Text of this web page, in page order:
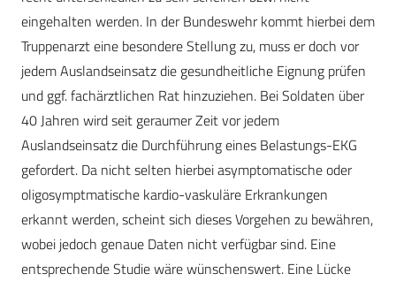
eingehalten werden. In der Bundeswehr kommt hierbei dem
Truppenarzt eine besondere Stellung zu, muss er doch vor
jedem Auslandseinsatz die gesundheitliche Eignung prüfen
und ggf. fachärztlichen Rat hinzuziehen. Bei Soldaten über
40 Jahren wird seit geraumer Zeit vor jedem
Auslandseinsatz die Durchführung eines Belastungs-EKG
gefordert. Da nicht selten hierbei asymptomatische oder
oligosymptmatische kardio-vaskuläre Erkrankungen
erkannt werden, scheint sich dieses Vorgehen zu bewähren,
wobei jedoch genaue Daten nicht verfügbar sind. Eine
entsprechende Studie wäre wünschenswert. Eine Lücke